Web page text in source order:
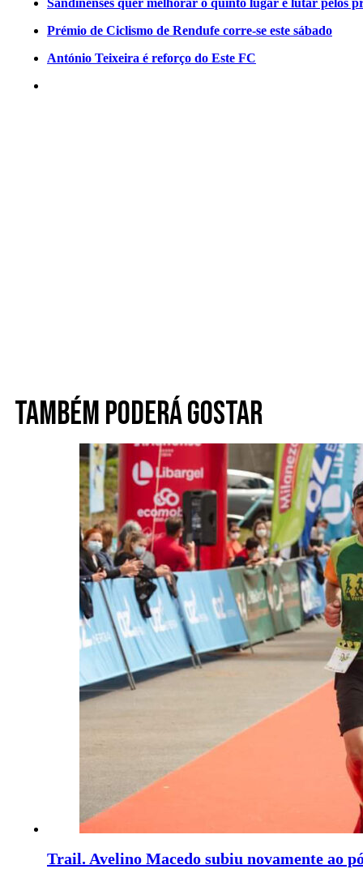
Sandinenses quer melhorar o quinto lugar e lutar pelos
Prémio de Ciclismo de Rendufe corre-se este sábado
António Teixeira é reforço do Este FC
Também poderá gostar
Trail. Avelino Macedo subiu novamente ao